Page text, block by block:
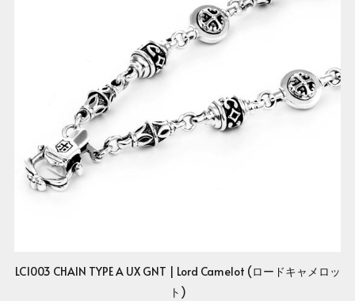
LC1003 CHAIN TYPE A UX GNT | Lord Camelot (ロードキャメロッ
ト)